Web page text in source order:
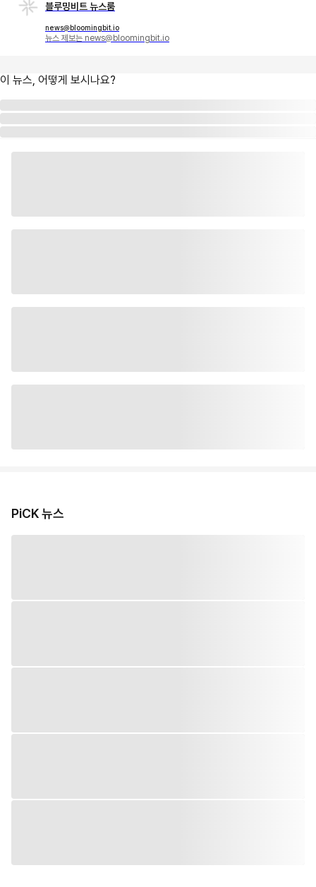
블루밍비트 뉴스룸
news@bloomingbit.io
뉴스 제보는 news@bloomingbit.io
이 뉴스, 어떻게 보시나요?
PiCK 뉴스